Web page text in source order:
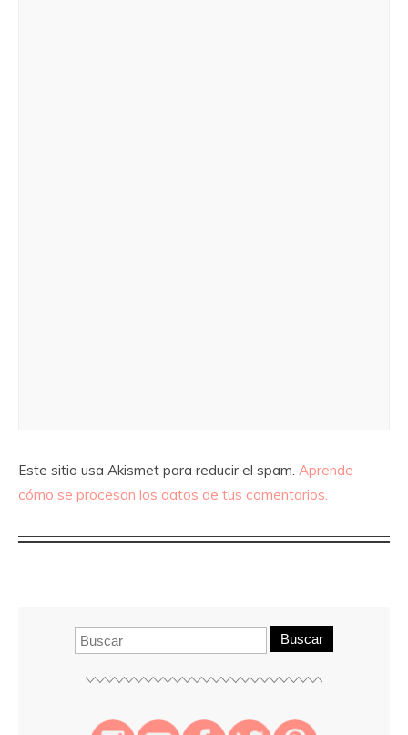
Este sitio usa Akismet para reducir el spam. Aprende
cómo se procesan los datos de tus comentarios.
Buscar